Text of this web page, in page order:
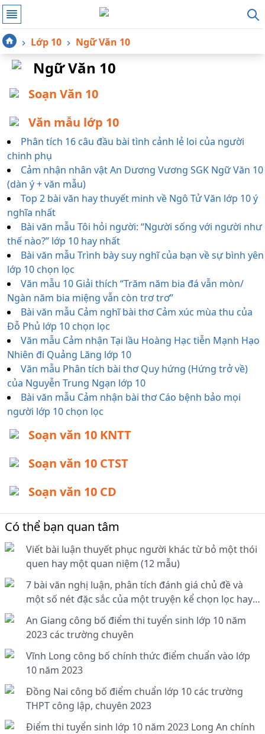
Lớp 10 Ngữ Văn 10
Ngữ Văn 10
Soạn Văn 10
Văn mẫu lớp 10
Phân tích 16 câu đầu bài tình cảnh lẻ loi của người
chinh phụ
Cảm nhận nhân vật An Dương Vương SGK Ngữ Văn 10
(dàn ý + văn mẫu)
Top 2 bài văn hay thuyết minh về Ngô Tử Văn lớp 10 ý
nghĩa nhất
Bài văn mẫu Tôi hỏi người: “Người sống với người như
thế nào?” lớp 10 hay nhất
Bài văn mẫu Trình bày suy nghĩ của bạn về sự bình yên
lớp 10 chọn lọc
Văn mẫu 10 Giải thích “Trăm năm bia đá vẫn mòn/
Ngàn năm bia miệng vẫn còn trơ trơ”
Bài văn mẫu Cảm nghĩ bài thơ Cảm xúc mùa thu của
Đỗ Phủ lớp 10 chọn lọc
Văn mẫu Cảm nhận Tại lầu Hoàng Hạc tiễn Mạnh Hạo
Nhiên đi Quảng Lăng lớp 10
Văn mẫu Phân tích bài thơ Quy hứng (Hứng trở về)
của Nguyễn Trung Ngạn lớp 10
Bài văn mẫu Cảm nhận bài thơ Cáo bệnh bảo mọi
người lớp 10 chọn lọc
Soạn văn 10 KNTT
Soạn văn 10 CTST
Soạn văn 10 CD
Có thể bạn quan tâm
Viết bài luận thuyết phục người khác từ bỏ một thói
quen hay một quan niệm (12 mẫu)
7 bài văn nghị luận, phân tích đánh giá chủ đề và
một số nét đặc sắc của một truyện kể chọn lọc hay
An Giang công bố điểm thi tuyển sinh lớp 10 năm
2023 các trường chuyên
Vĩnh Long công bố chính thức điểm chuẩn vào lớp
10 năm 2023
Đồng Nai công bố điểm chuẩn lớp 10 các trường
THPT công lập, chuyên 2023
Điểm thi tuyển sinh lớp 10 năm 2023 Long An chính